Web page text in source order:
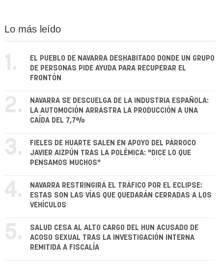
Lo más leído
1.
EL PUEBLO DE NAVARRA DESHABITADO DONDE UN GRUPO
DE PERSONAS PIDE AYUDA PARA RECUPERAR EL
FRONTÓN
2.
NAVARRA SE DESCUELGA DE LA INDUSTRIA ESPAÑOLA:
LA AUTOMOCIÓN ARRASTRA LA PRODUCCIÓN A UNA
CAÍDA DEL 7,7%
3.
FIELES DE HUARTE SALEN EN APOYO DEL PÁRROCO
JAVIER AIZPÚN TRAS LA POLÉMICA: "DICE LO QUE
PENSAMOS MUCHOS"
4.
NAVARRA RESTRINGIRÁ EL TRÁFICO POR EL ECLIPSE:
ESTAS SON LAS VÍAS QUE QUEDARÁN CERRADAS A LOS
VEHÍCULOS
5.
SALUD CESA AL ALTO CARGO DEL HUN ACUSADO DE
ACOSO SEXUAL TRAS LA INVESTIGACIÓN INTERNA
REMITIDA A FISCALÍA